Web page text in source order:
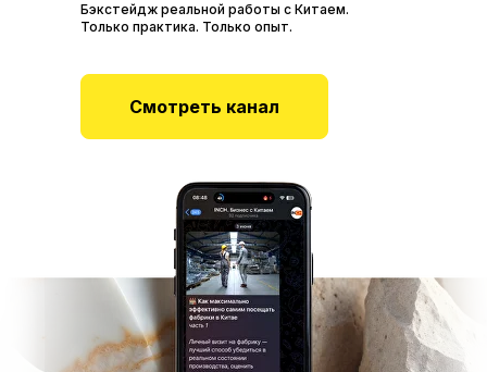
Бэкстейдж реальной работы с Китаем.
Только практика. Только опыт.
Смотреть канал